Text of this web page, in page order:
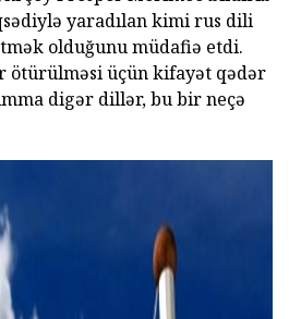
yaradılan kimi rus dili
olduğunu müdafiə etdi.
ötürülməsi üçün kifayət qədər
digər dillər, bu bir neçə